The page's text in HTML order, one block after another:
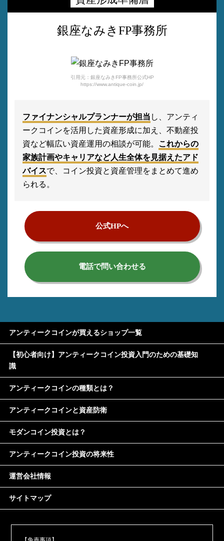
銀座なみきFP事務所
引用元：銀座なみきFP事務所公式HP
https://www.antique-coin.jp/
ファイナンシャルプランナーが担当 し、アンティ
ークコインを活用した資産形成に加え、不動産投
資など幅広い資産運用の相談が可能。
これからの
家族計画やキャリアなど人生全体を見据えたアド
バイスで、コイン投資と資産管理をまとめて進め
られる。
公式HPへ
電話で問い合わせる
アンティークコインが買えるショップ一覧
【初心者向け】アンティークコイン投資入門のための基礎知
識
アンティークコインの種類とは？
アンティークコインと資産防衛
モダンコイン投資とは？
アンティークコイン投資の将来性
運営会社情報
サイトマップ